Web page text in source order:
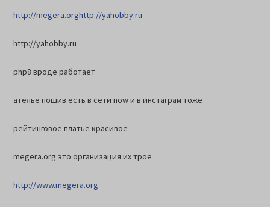
http://megera.orghttp://yahobby.ru
http://yahobby.ru
php8 вроде работает
рейтинговое платье красивое
http://www.megera.org